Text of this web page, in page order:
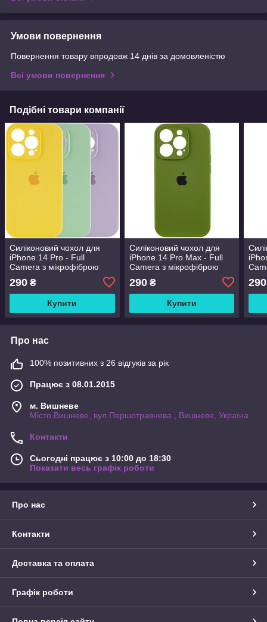
Умови повернення
Повернення товару впродовж 14 днів за домовленістю
Всі умови повернення
Подібні товари компанії
Силіконовий чохол для
iPhone 14 Pro - Full
Camera з мікрофіброю
290 ₴
Купити
Силіконовий чохол для
iPhone 14 Pro Max - Full
Camera з мікрофіброю
290₴
Купити
290
Про нас
100% позитивних з 26 відгуків за рік
Працює з 08.01.2015
м. Вишневе
Місто Вишневе, вул.Першотравнева , Вишневе, Україна
Контакти
Сьогодні працює з 10:00 до 18:30
Показати весь графік роботи
Про нас
Контакти
Доставка та оплата
Графік роботи